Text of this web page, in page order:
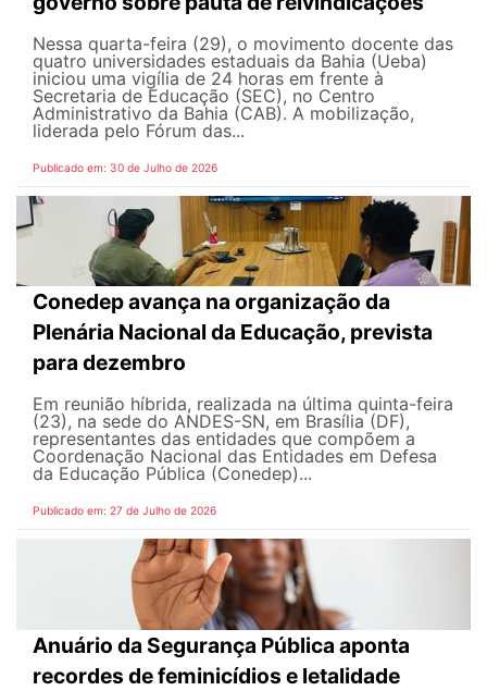
Nessa quarta-feira (29), o movimento docente das
quatro universidades estaduais da Bahia (Ueba)
iniciou uma vigília de 24 horas em frente à
Secretaria de Educação (SEC), no Centro
Administrativo da Bahia (CAB). A mobilização,
liderada pelo Fórum das...
Publicado em: 30 de Julho de 2026
Conedep avança na organização da
Plenária Nacional da Educação, prevista
para dezembro
Em reunião híbrida, realizada na última quinta-feira
(23), na sede do ANDES-SN, em Brasília (DF),
representantes das entidades que compõem a
Coordenação Nacional das Entidades em Defesa
da Educação Pública (Conedep)...
Publicado em: 27 de Julho de 2026
Anuário da Segurança Pública aponta
recordes de feminicídios e letalidade